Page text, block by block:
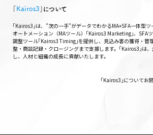
Kairos3 ｣について
｢Kairos3｣は、"次の一手"がデータでわかるMA+SFA一体型
オートメーション（MAツール）｢Kairos3 Marketing｣、SFA
調整ツール｢Kairos3 Timing｣を提供し、見込み客の獲得・管
整・商談記録・クロージングまで支援します。｢Kairos3｣は
し、人材と組織の成長に貢献いたします。
｢Kairos3｣についてお